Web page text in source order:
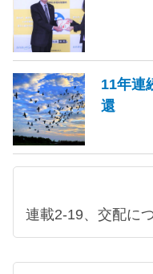
11年連
還
連載2-19、交配に